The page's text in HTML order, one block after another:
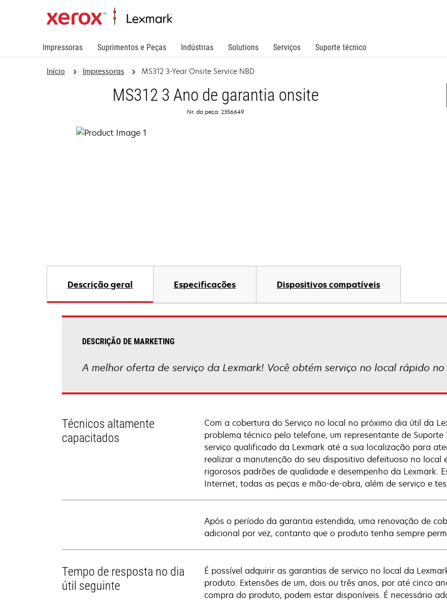
Impressoras Suprimentos e Peças Indústrias Solutions Serviços Suporte técnico
Início Impressoras MS312 3-Year Onsite Service NBD
MS312 3 Ano de garantia onsite
Nr. da peça: 2356649
Descrição geral Especificações Dispositivos compatíveis
DESCRIÇÃO DE MARKETING
A melhor oferta de serviço da Lexmark! Você obtém serviço no local rápido
Técnicos altamente
capacitados
Com a cobertura do Serviço no local no próximo dia útil da
problema técnico pelo telefone, um representante de
serviço qualificado da Lexmark até a sua localização para
realizar a manutenção do seu dispositivo defeituoso no local
rigorosos padrões de qualidade e desempenho da Lexmark.
Internet, todas as peças e mão-de-obra, além de serviço e
Após o período da garantia estendida, uma renovação de
adicional por vez, contanto que o produto tenha sempre
Tempo de resposta no dia
útil seguinte
É possível adquirir as garantias de serviço no local da
produto. Extensões de um, dois ou três anos, por até cinco
compra do produto, podem estar disponíveis. É necessário